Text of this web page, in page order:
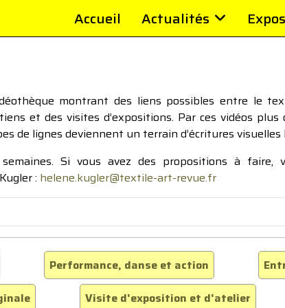
Accueil Actualités
montrant des liens possibles entre le
et des visites d’expositions. Par ces vidéos
de lignes deviennent un terrain d’écritures
Si vous avez des propositions à faire,
: helene.kugler@textile-art-revue.fr
Performance, danse et action
Visite d'exposition et d'atelier